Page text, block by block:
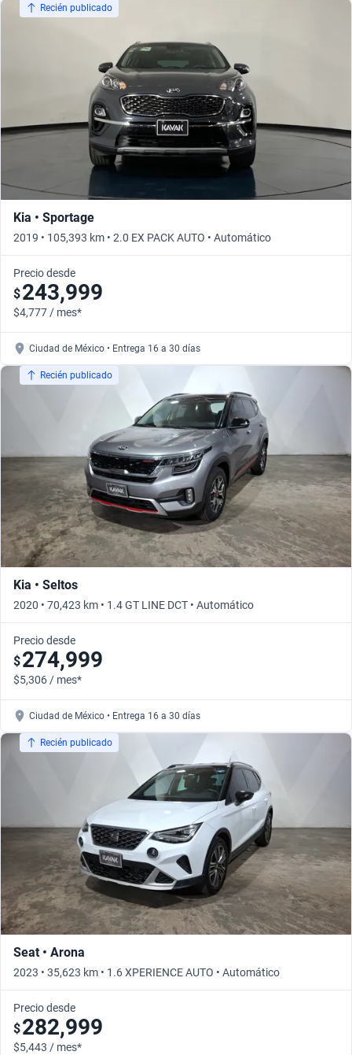
Recién publicado
Kia • Sportage
2019 • 105,393 km • 2.0 EX PACK AUTO • Automático
Precio desde
$243,999
$4,777 / mes*
Ciudad de México • Entrega 16 a 30 días
Recién publicado
Kia • Seltos
2020 • 70,423 km • 1.4 GT LINE DCT • Automático
Precio desde
$274,999
$5,306 / mes*
Ciudad de México • Entrega 16 a 30 días
Recién publicado
Seat • Arona
2023 • 35,623 km • 1.6 XPERIENCE AUTO • Automático
Precio desde
$282,999
$5,443 / mes*